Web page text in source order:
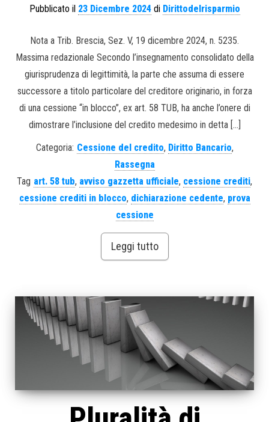
Pubblicato il 23 Dicembre 2024di Dirittodelrisparmio
Nota a Trib. Brescia, Sez. V, 19 dicembre 2024, n. 5235.
Massima redazionale Secondo l’insegnamento consolidato della
giurisprudenza di legittimità, la parte che assuma di essere
successore a titolo particolare del creditore originario, in forza
di una cessione “in blocco”, ex art. 58 TUB, ha anche l’onere di
dimostrare l’inclusione del credito medesimo in detta […]
Categoria: Cessione del credito, Diritto Bancario,
Rassegna
Tag art. 58 tub, avviso gazzetta ufficiale, cessione crediti,
cessione crediti in blocco, dichiarazione cedente, prova
cessione
Leggi tutto